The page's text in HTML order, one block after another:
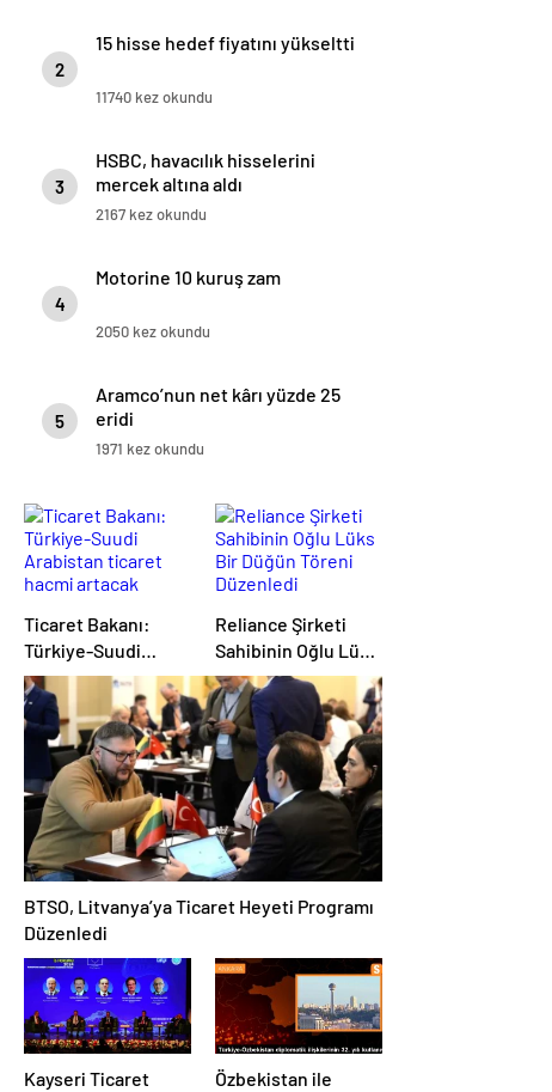
2
15 hisse hedef fiyatını yükseltti
11740 kez okundu
3
HSBC, havacılık hisselerini
mercek altına aldı
2167 kez okundu
4
Motorine 10 kuruş zam
2050 kez okundu
5
Aramco’nun net kârı yüzde 25
eridi
1971 kez okundu
Ticaret Bakanı:
Türkiye-Suudi
Arabistan ticaret
hacmi artacak
Reliance Şirketi
Sahibinin Oğlu Lüks
Bir Düğün Töreni
Düzenledi
BTSO, Litvanya’ya Ticaret Heyeti Programı
Düzenledi
Kayseri Ticaret
Özbekistan ile